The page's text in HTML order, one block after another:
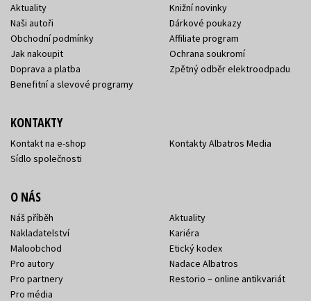
Aktuality
Naši autoři
Obchodní podmínky
Jak nakoupit
Doprava a platba
Benefitní a slevové programy
Knižní novinky
Dárkové poukazy
Affiliate program
Ochrana soukromí
Zpětný odběr elektroodpadu
KONTAKTY
Kontakt na e-shop
Sídlo společnosti
Kontakty Albatros Media
O NÁS
Náš příběh
Nakladatelství
Maloobchod
Pro autory
Pro partnery
Pro média
Aktuality
Kariéra
Etický kodex
Nadace Albatros
Restorio – online antikvariát